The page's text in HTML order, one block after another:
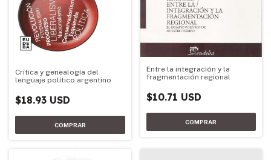
Crítica y genealogía del
lenguaje político argentino
$18.93 USD
Entre la integración y la
fragmentación regional
$10.71 USD